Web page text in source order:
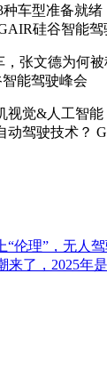
车型准备就绪
硅谷智能驾
张文德为何被
能驾驶峰会
觉&人工智能
动驾驶技术？
“伦理”，无人
来了，2025年